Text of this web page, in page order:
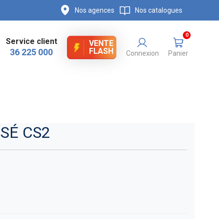
Nos agences Nos catalogues
Service client
36 225 000
VENTE
FLASH
Connexion Panier
0
CS2